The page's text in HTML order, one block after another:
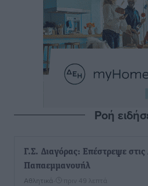
Ροή
Γ.Σ. Διαγόρας: Επέστρεψε
Παπαεμμανουήλ
Αθλητικά πριν 49 λεπτά